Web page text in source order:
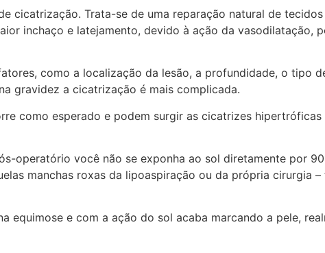
cicatrização. Trata-se de uma reparação natural de
inchaço e latejamento, devido à ação da vasodilatação,
como a localização da lesão, a profundidade, o tipo
gravidez a cicatrização é mais complicada.
como esperado e podem surgir as cicatrizes hipertróficas
operatório você não se exponha ao sol diretamente por
manchas roxas da lipoaspiração ou da própria cirurgia
equimose e com a ação do sol acaba marcando a pele,